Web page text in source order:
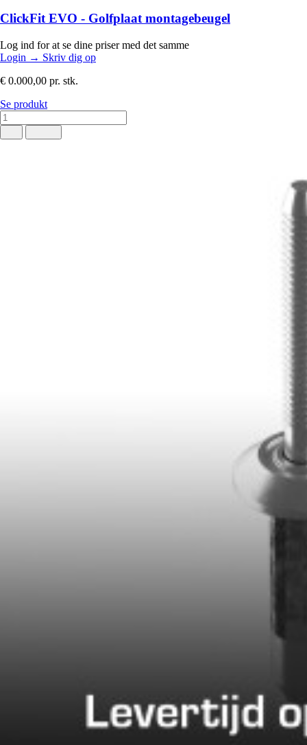
ClickFit EVO - Golfplaat montagebeugel
Log ind for at se dine priser med det samme
Login → Skriv dig op
€ 0.000,00 pr. stk.
Se produkt